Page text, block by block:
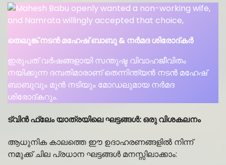
തെലുങ്ക് നടൻ മഹേഷ് ബാബു & നർമദ ശിരോദ്കർ
ഇരുപത് വര്‍ഷങ്ങളായി സന്തുഷ്ട വിവാഹജീവിതം
നയിക്കുന്ന ദമ്പതിമാരാണ് തെന്നിന്ത്യന്‍ നടന്‍ മഹേഷ്
ബാബുവും മുന്‍ നടിയും മോഡലുമായ നർമദ
ശിരോദ്കറും.
ട്വിൻ ഫ്ലേം യാത്രയിലെ ഘട്ടങ്ങൾ: ഒരു വിശകലനം
ആധുനിക കാലത്തെ ഈ ഉദാഹരണങ്ങളിൽ നിന്ന്
നമുക്ക് ചില പ്രധാന ഘട്ടങ്ങൾ മനസ്സിലാക്കാം: